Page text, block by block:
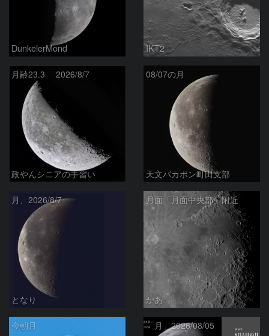
DunkelerMond IKT2
月齢23.3 2026/8/7
政やんシニアの手習い
08/07の月
天文バカボン町田支部
月、2026/8/7
となり
月面「月面中央部」附近
かあ
今朝月 「月」2026/08/05